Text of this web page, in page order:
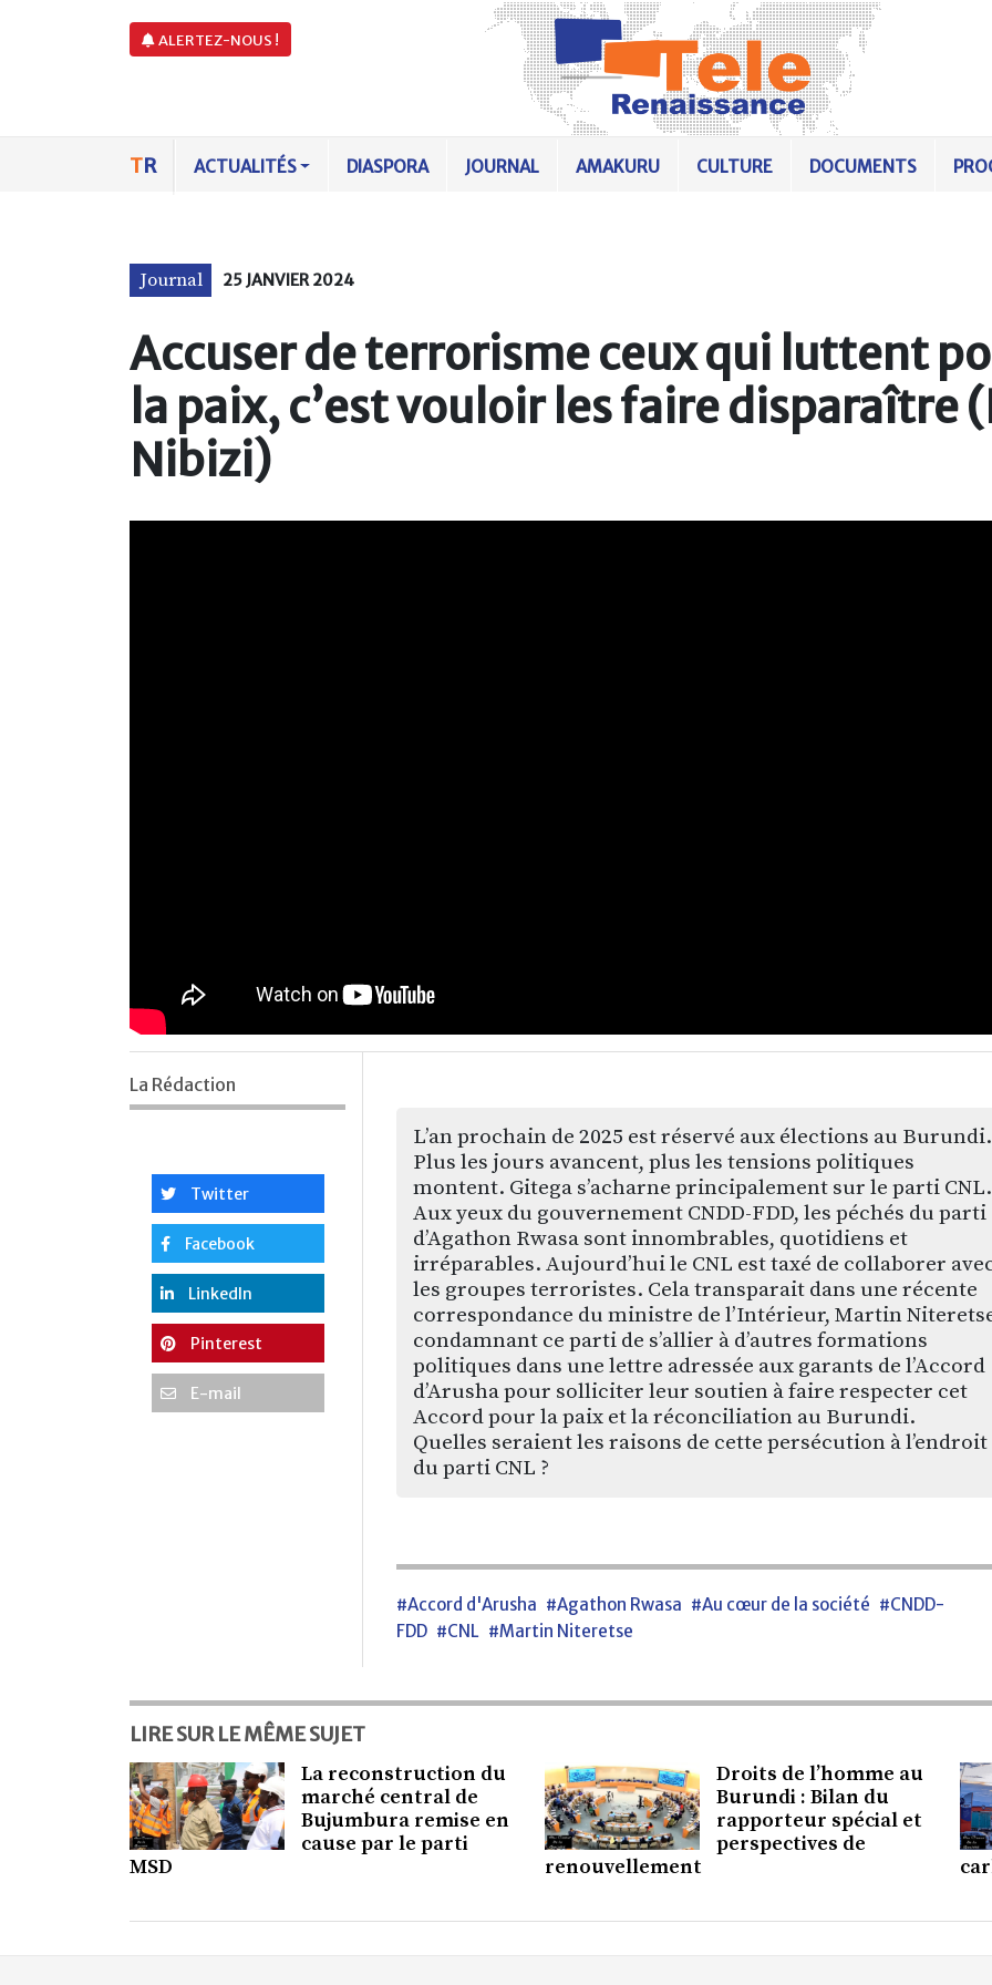
ALERTEZ-NOUS !
TR ACTUALITÉS DIASPORA JOURNAL AMAKURU CULTURE DOCUMENTS
Journal 25 JANVIER 2024
Accuser de terrorisme ceux qui luttent
la paix, c’est vouloir les faire disparaître
Nibizi)
La Rédaction
Twitter
Facebook
LinkedIn
Pinterest
E-mail
L’an prochain de 2025 est réservé aux élections au Burundi.
Plus les jours avancent, plus les tensions politiques
montent. Gitega s’acharne principalement sur le parti CNL.
Aux yeux du gouvernement CNDD-FDD, les péchés du parti
d’Agathon Rwasa sont innombrables, quotidiens et
irréparables. Aujourd’hui le CNL est taxé de collaborer
les groupes terroristes. Cela transparait dans une récente
correspondance du ministre de l’Intérieur, Martin
condamnant ce parti de s’allier à d’autres formations
politiques dans une lettre adressée aux garants de l’Accord
d’Arusha pour solliciter leur soutien à faire respecter cet
Accord pour la paix et la réconciliation au Burundi.
Quelles seraient les raisons de cette persécution à l’endroit
du parti CNL ?
#Accord d'Arusha #Agathon Rwasa #Au cœur de la société #CNDD-
FDD #CNL #Martin Niteretse
LIRE SUR LE MÊME SUJET
La reconstruction du
marché central de
Bujumbura remise en
cause par le parti
MSD
Droits de l’homme au
Burundi : Bilan du
rapporteur spécial et
perspectives de
renouvellement